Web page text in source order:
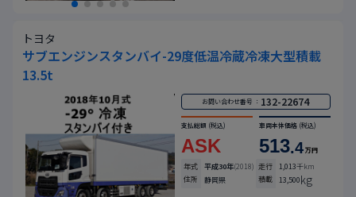
トヨタ
サブエンジンスタンバイ-29度低温冷蔵冷凍大型積載
13.5t
お問い合わせ番号 ： 132-22674
支払総額 (税込)
ASK
車両本体価格 (税込)
513.4万円
年式 平成30年(2018) 走行 1,013千km
積載
13,500kg
住所 静岡県